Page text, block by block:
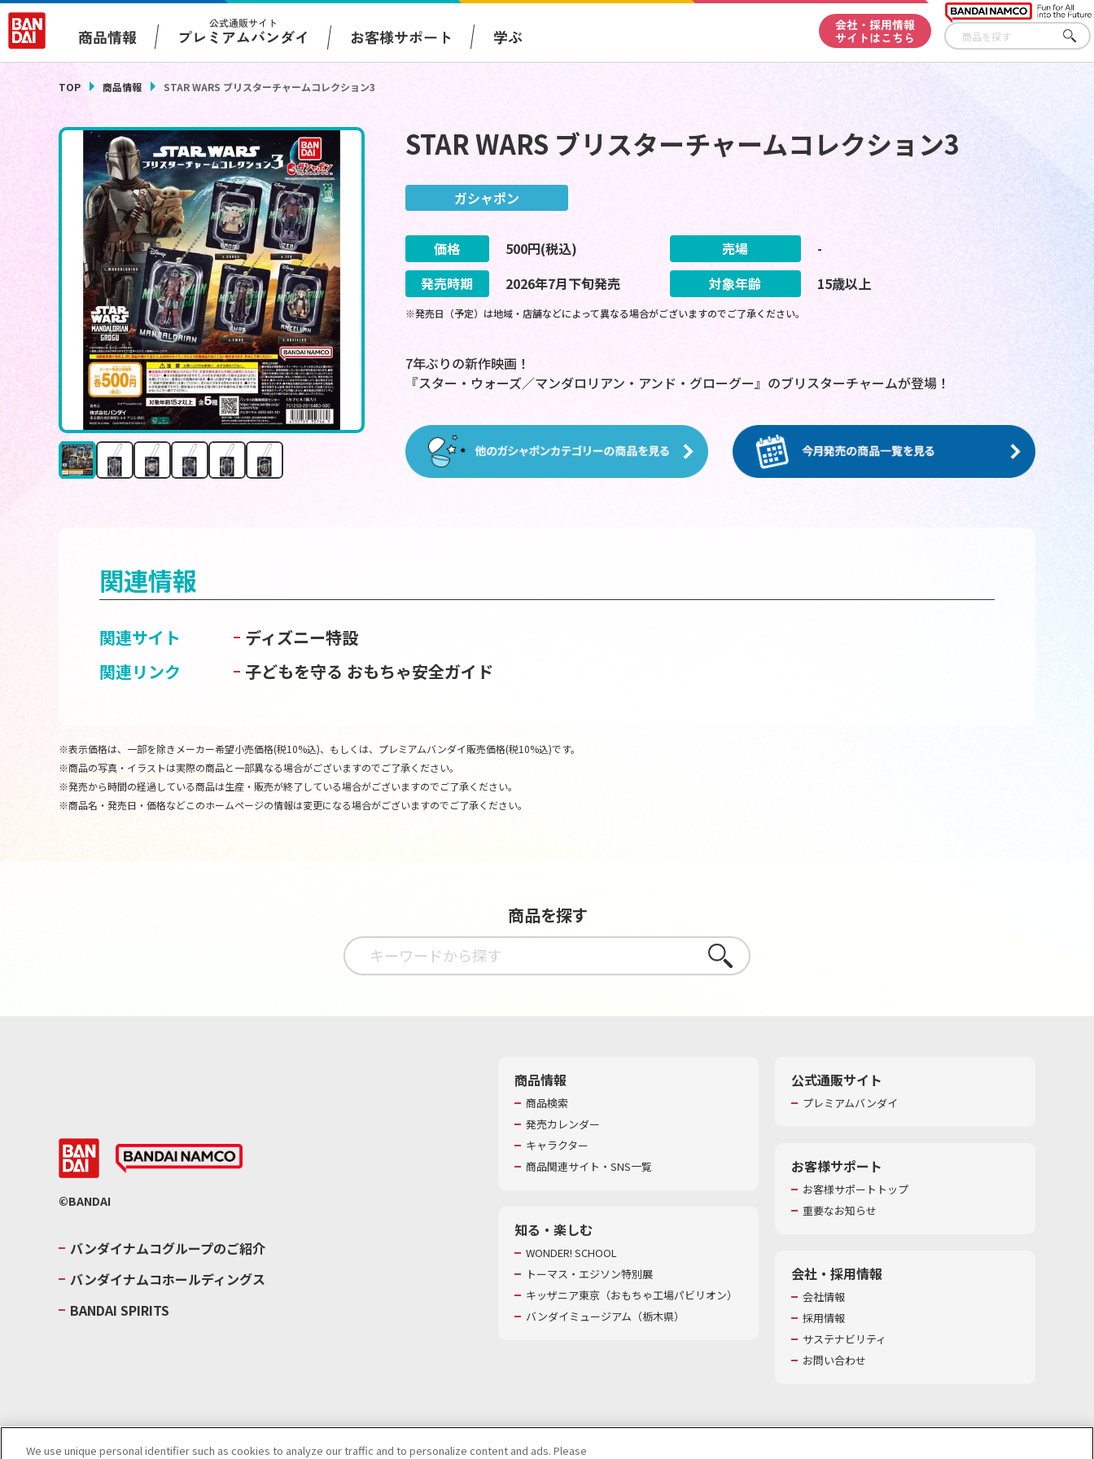
商品情報
公式通販サイト
プレミアムバンダイ お客様サポート 学ぶ
会社・採用情報
サイトはこちら
さが
す
TOP 商品情報 STAR WARS ブリスターチャームコレクション3
STAR WARS ブリスターチャームコレクション3
ガシャポン
価格 500円(税込) 売場
-
発売時期
2026年7月下旬発売 対象年齢 15歳以上
※発売日（予定）は地域・店舗などによって異なる場合がございますのでご了承ください。
7年ぶりの新作映画！
『スター・ウォーズ／マンダロリアン・アンド・グローグー』のブリスターチャームが登場！
関連情報
関連サイト
ディズニー特設
関連リンク
子どもを守る おもちゃ安全ガイド
※表示価格は、一部を除きメーカー希望小売価格(税10%込)、もしくは、プレミアムバンダイ販売価格(税10%込)です。
※商品の写真・イラストは実際の商品と一部異なる場合がございますのでご了承ください。
※発売から時間の経過している商品は生産・販売が終了している場合がございますのでご了承ください。
※商品名・発売日・価格などこのホームページの情報は変更になる場合がございますのでご了承ください。
商品を探す
さがす
©BANDAI
バンダイナムコグループのご紹介
バンダイナムコホールディングス
BANDAI SPIRITS
商品情報
商品検索
発売カレンダー
キャラクター
商品関連サイト・SNS一覧
知る・楽しむ
WONDER! SCHOOL
トーマス・エジソン特別展
キッザニア東京（おもちゃ工場パビリオン）​
バンダイミュージアム（栃木県）
公式通販サイト
プレミアムバンダイ
お客様サポート
お客様サポートトップ
重要なお知らせ
会社・採用情報
会社情報
採用情報
サステナビリティ
お問い合わせ
We use unique personal identifier such as cookies to analyze our traffic and to personalize content and ads. Please